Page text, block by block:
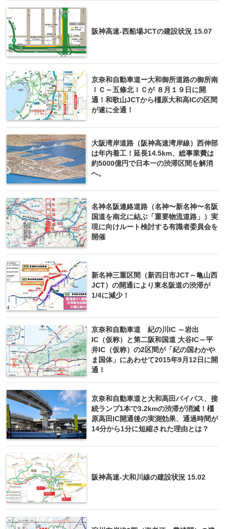
阪神高速-西船場JCTの建設状況 15.07
京奈和自動車道ー大和御所道路の御所南
ＩＣ～五條北ＩＣが ８月１９日に開
通！和歌山JCTから橿原大和高ICの区間
が遂に全通！
大阪湾岸道路（阪神高速湾岸線）西伸部
は年内着工！延長14.5km、総事業費は
約5000億円で日本一の渋滞区間を解消
へ。
名神名阪連絡道路（名神〜新名神〜名阪
国道を南北に結ぶ「重要物流道路」）実
現に向けルート検討する有識者委員会を
開催
新名神三重区間（新四日市JCT～亀山西
JCT）の開通により東名阪道の渋滞が
1/4に減少！
京奈和自動車道 紀の川IC ～岩出
IC（仮称）と第二阪和国道 大谷IC～平
井IC（仮称）の2区間が「紀の国わかや
ま国体」にあわせて2015年9月12日に開
通！
京奈和自動車道と大和高田バイパス、接
続ランプ1本で3.2kmの渋滞が消滅！橿
原高田IC開通後の実測効果、通過時間が
14分から1分に短縮された理由とは？
阪神高速-大和川線の建設状況 15.02